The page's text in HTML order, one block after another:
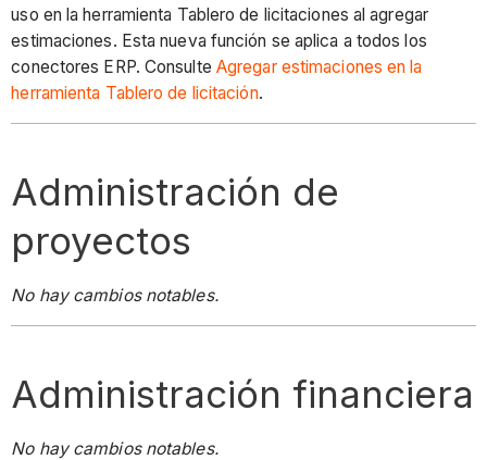
uso en la herramienta Tablero de licitaciones al agregar
estimaciones. Esta nueva función se aplica a todos los
conectores ERP. Consulte Agregar estimaciones en la
herramienta Tablero de licitación.
Administración de
proyectos
No hay cambios notables.
Administración financiera
No hay cambios notables.